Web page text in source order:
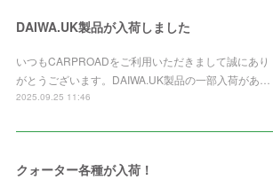
DAIWA.UK製品が入荷しました
いつもCARPROADをご利用いただきまして誠にあり
がとうございます。DAIWA.UK製品の一部入荷があ…
2025.09.25 11:46
クォーター各種が入荷！